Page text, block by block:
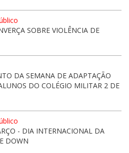
SOBRE VIOLÊNCIA DE
DA SEMANA DE ADAPTAÇÃO
DO COLÉGIO MILITAR 2 DE
- DIA INTERNACIONAL DA
DOWN